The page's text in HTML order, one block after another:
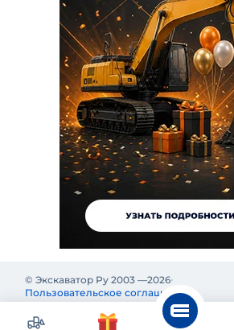
© Экскаватор Ру 2003 —2026
Пользовательское соглашение
Политика конфиденциальности
Реклама и информация на Экскаватор.Ру